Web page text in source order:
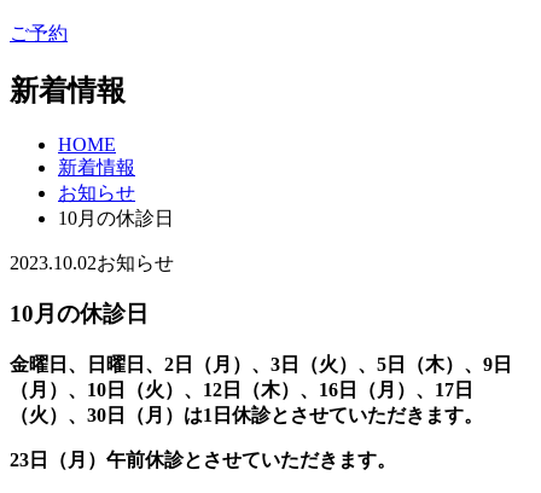
ご予約
新着情報
HOME
新着情報
お知らせ
10月の休診日
2023.10.02お知らせ
10月の休診日
金曜日、日曜日、 2日（月 ）、3日（火）、5日（木）、9日
（月）、10日（火）、12日（木）、16日（月）、17日
（火）、30日（月） は1日休診とさせていただきます。
23日（月）午前休診とさせていただきます。